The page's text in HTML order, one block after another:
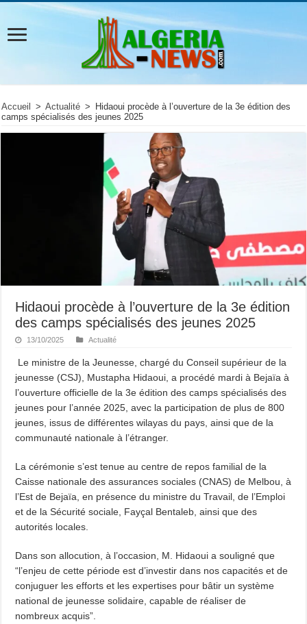
Accueil > Actualité >
Hidaoui procède à l’ouverture de la 3e édition des
camps spécialisés des jeunes 2025
Hidaoui procède à l’ouverture de la 3e édition
des camps spécialisés des jeunes 2025
13/10/2025 Actualité
Le ministre de la Jeunesse, chargé du Conseil supérieur de la
jeunesse (CSJ), Mustapha Hidaoui, a procédé mardi à Bejaïa à
l’ouverture officielle de la 3e édition des camps spécialisés des
jeunes pour l’année 2025, avec la participation de plus de 800
jeunes, issus de différentes wilayas du pays, ainsi que de la
communauté nationale à l’étranger.
La cérémonie s’est tenue au centre de repos familial de la
Caisse nationale des assurances sociales (CNAS) de Melbou, à
l’Est de Bejaïa, en présence du ministre du Travail, de l’Emploi
et de la Sécurité sociale, Fayçal Bentaleb, ainsi que des
autorités locales.
Dans son allocution, à l’occasion, M. Hidaoui a souligné que
“l’enjeu de cette période est d’investir dans nos capacités et de
conjuguer les efforts et les expertises pour bâtir un système
national de jeunesse solidaire, capable de réaliser de
nombreux acquis”.